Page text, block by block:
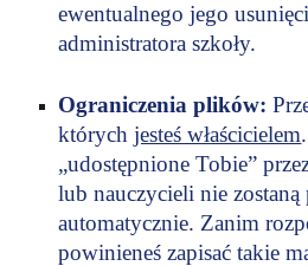
ewentualnego jego
administratora szkoły.
Ograniczenia plików:
którychjesteś właścicielem
„udostępnione Tobie”
lub nauczycieli nie zostaną
automatycznie. Zanim
powinieneś zapisać takie